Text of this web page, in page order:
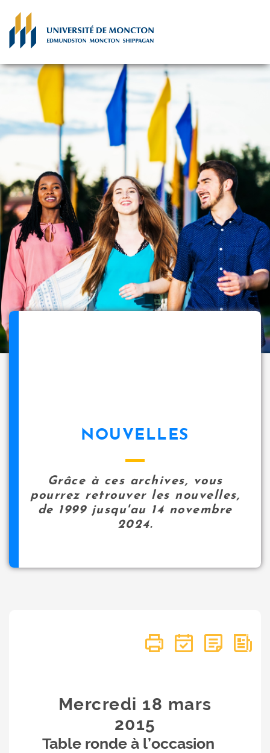
NOUVELLES
Grâce à ces archives, vous
pourrez retrouver les nouvelles,
de 1999 jusqu'au 14 novembre
2024.
Mercredi 18 mars
2015
Table ronde à l’occasion